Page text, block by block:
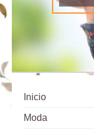
Inicio
Moda